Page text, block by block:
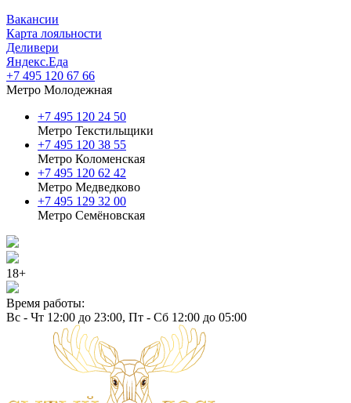
Вакансии
Карта лояльности
Деливери
Яндекс.Еда
+7 495 120 67 66
Метро Молодежная
+7 495 120 24 50
Метро Текстильщики
+7 495 120 38 55
Метро Коломенская
‎+7 495 120 62 42
Метро Медведково
+7 495 129 32 00
Метро Семёновская
18+
Время работы:
Вс - Чт 12:00 до 23:00, Пт - Сб 12:00 до 05:00